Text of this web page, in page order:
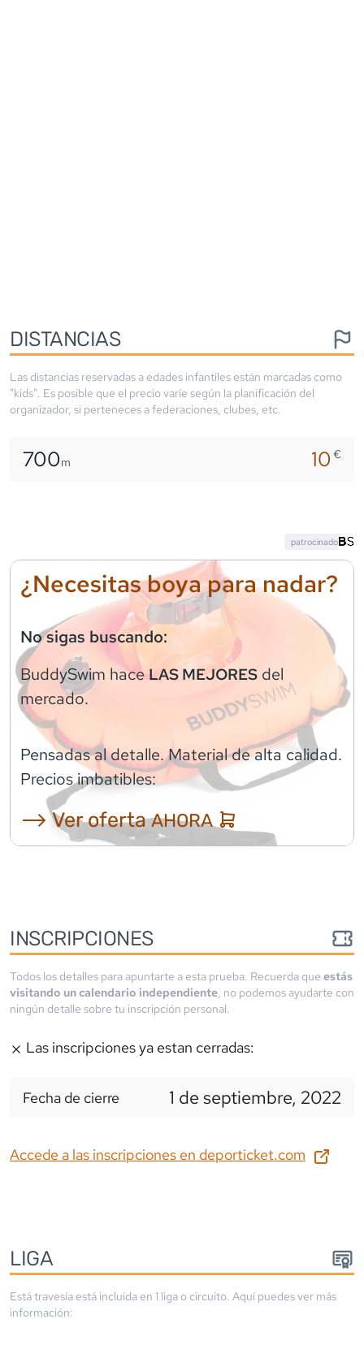
DISTANCIAS
Las distancias reservadas a edades infantiles están marcadas como
"kids". Es posible que el precio varíe según la planificación del
organizador, si perteneces a federaciones, clubes, etc.
700m 10€
¿Necesitas boya para nadar?
No sigas buscando:
BuddySwim haceLAS MEJORES del
mercado.
Pensadas al detalle. Material de alta calidad.
Precios imbatibles:
⟶ Ver ofertaAHORA
patrocinado
INSCRIPCIONES
Todos los detalles para apuntarte a esta prueba. Recuerda que estás
visitando un calendario independiente, no podemos ayudarte con
ningún detalle sobre tu inscripción personal.
Las inscripciones ya estan cerradas:
Fecha de cierre 1 de septiembre, 2022
Accede a las inscripciones en deporticket.com
LIGA
Está travesía está incluida en 1 liga o circuito. Aquí puedes ver más
información: